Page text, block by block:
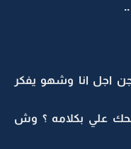
اجل انا وشهو يفكر
علي بكلامه ؟ وش